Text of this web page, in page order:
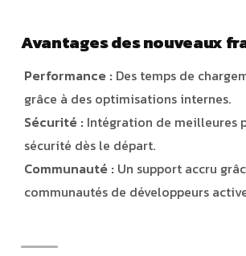
Avantages des nouveaux
Performance : Des temps de
grâce à des optimisations internes.
Sécurité : Intégration de meilleures
sécurité dès le départ.
Communauté : Un support accru
communautés de développeurs